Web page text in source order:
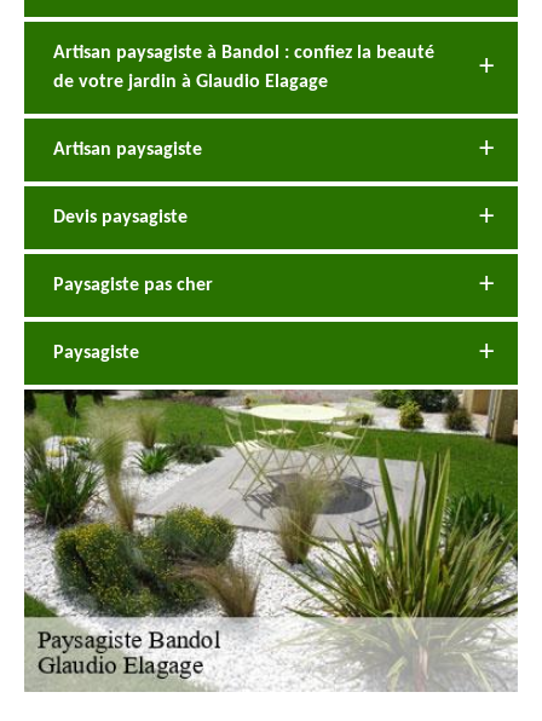
Artisan paysagiste à Bandol : confiez la beauté
de votre jardin à Glaudio Elagage
Artisan paysagiste
Devis paysagiste
Paysagiste pas cher
Paysagiste